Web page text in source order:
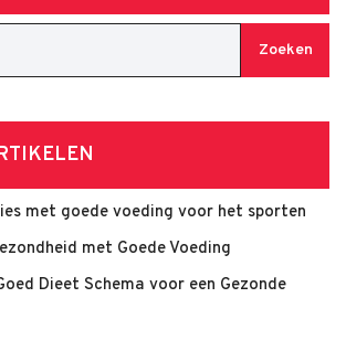
Zoeken
met goede voeding voor het sporten
met Goede Voeding
Dieet Schema voor een Gezonde